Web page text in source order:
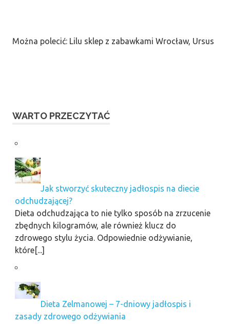
Można polecić: Lilu sklep z zabawkami Wrocław, Ursus
WARTO PRZECZYTAĆ
Jak stworzyć skuteczny jadłospis na diecie
odchudzającej?
Dieta odchudzająca to nie tylko sposób na zrzucenie
zbędnych kilogramów, ale również klucz do
zdrowego stylu życia. Odpowiednie odżywianie,
które[...]
Dieta Zelmanowej – 7-dniowy jadłospis i
zasady zdrowego odżywiania